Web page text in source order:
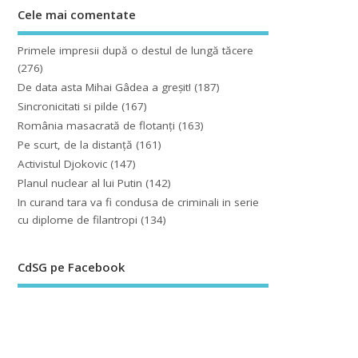
Cele mai comentate
Primele impresii după o destul de lungă tăcere
(276)
De data asta Mihai Gâdea a greşit! (187)
Sincronicitati si pilde (167)
România masacrată de flotanţi (163)
Pe scurt, de la distanță (161)
Activistul Djokovic (147)
Planul nuclear al lui Putin (142)
In curand tara va fi condusa de criminali in serie
cu diplome de filantropi (134)
CdSG pe Facebook